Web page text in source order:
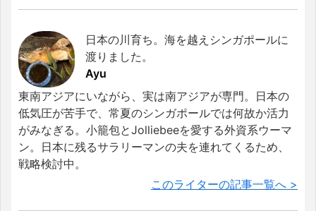
日本の川育ち。海を越えシンガポールに
渡りました。
Ayu
東南アジアにいながら、実は南アジアが専門。日本の
低気圧が苦手で、常夏のシンガポールでは何故か活力
がみなぎる。小籠包とJolliebeeを愛する外資系ウーマ
ン。日本に残るサラリーマンの夫を連れてくるため、
戦略検討中。
このライターの記事一覧へ >